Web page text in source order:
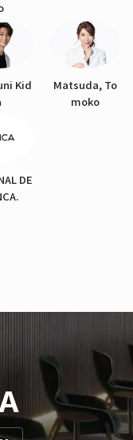
Kid
Matsuda, To
moko
DE